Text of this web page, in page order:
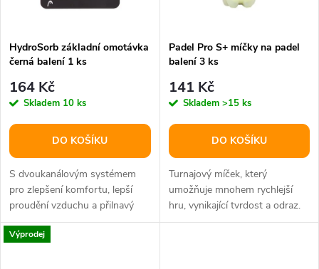
HydroSorb základní omotávka
černá balení 1 ks
164 Kč
Skladem 10 ks
DO KOŠÍKU
S dvoukanálovým systémem
pro zlepšení komfortu, lepší
proudění vzduchu a přilnavý
povrch pro pevné držení.
Padel Pro S+ míčky na padel
balení 3 ks
141 Kč
Skladem >15 ks
DO KOŠÍKU
Turnajový míček, který
umožňuje mnohem rychlejší
hru, vynikající tvrdost a odraz.
Výprodej